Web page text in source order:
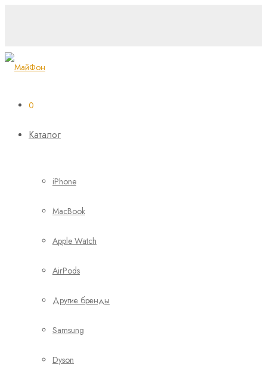
0
Каталог
iPhone
MacBook
Apple Watch
AirPods
Другие бренды
Samsung
Dyson